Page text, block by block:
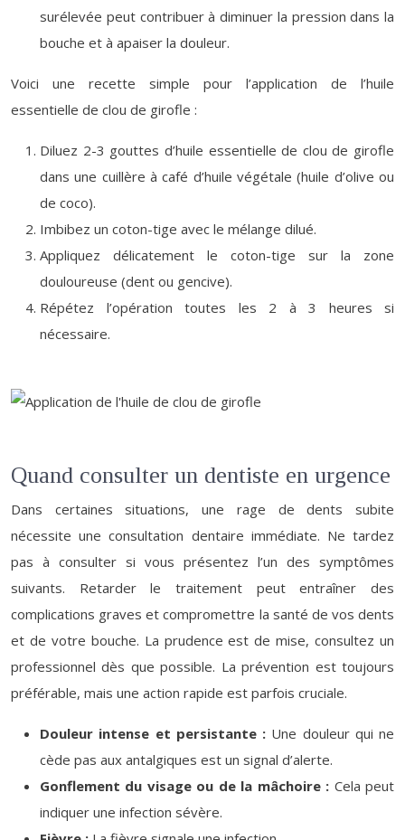
surélevée peut contribuer à diminuer la pression dans la
bouche et à apaiser la douleur.
Voici une recette simple pour l’application de l’huile
essentielle de clou de girofle :
Diluez 2-3 gouttes d’huile essentielle de clou de girofle
dans une cuillère à café d’huile végétale (huile d’olive ou
de coco).
Imbibez un coton-tige avec le mélange dilué.
Appliquez délicatement le coton-tige sur la zone
douloureuse (dent ou gencive).
Répétez l’opération toutes les 2 à 3 heures si
nécessaire.
Quand consulter un dentiste en urgence
Dans certaines situations, une rage de dents subite
nécessite une consultation dentaire immédiate. Ne tardez
pas à consulter si vous présentez l’un des symptômes
suivants. Retarder le traitement peut entraîner des
complications graves et compromettre la santé de vos dents
et de votre bouche. La prudence est de mise, consultez un
professionnel dès que possible. La prévention est toujours
préférable, mais une action rapide est parfois cruciale.
Douleur intense et persistante : Une douleur qui ne
cède pas aux antalgiques est un signal d’alerte.
Gonflement du visage ou de la mâchoire : Cela peut
indiquer une infection sévère.